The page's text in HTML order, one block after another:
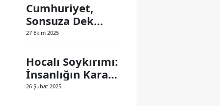
Cumhuriyet,
Sonsuza Dek
Yaşayacak
27 Ekim 2025
Hocalı Soykırımı:
İnsanlığın Kara
Lekesi
26 Şubat 2025